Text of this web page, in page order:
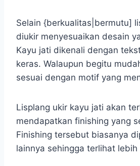
Selain {berkualitas|bermutu]
diukir menyesuaikan desain
Kayu jati dikenali dengan
keras. Walaupun begitu
sesuai dengan motif yang
Lisplang ukir kayu jati akan
mendapatkan finishing yang
Finishing tersebut biasanya
lainnya sehingga terlihat lebih